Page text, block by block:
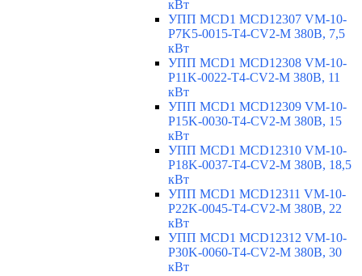
кВт
УПП MCD1 MCD12307 VM-10-
P7K5-0015-T4-CV2-M 380В, 7,5
кВт
УПП MCD1 MCD12308 VM-10-
P11K-0022-T4-CV2-M 380В, 11
кВт
УПП MCD1 MCD12309 VM-10-
P15K-0030-T4-CV2-M 380В, 15
кВт
УПП MCD1 MCD12310 VM-10-
P18K-0037-T4-CV2-M 380В, 18,5
кВт
УПП MCD1 MCD12311 VM-10-
P22K-0045-T4-CV2-M 380В, 22
кВт
УПП MCD1 MCD12312 VM-10-
P30K-0060-T4-CV2-M 380В, 30
кВт